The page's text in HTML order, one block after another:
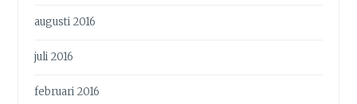
augusti 2016
juli 2016
februari 2016